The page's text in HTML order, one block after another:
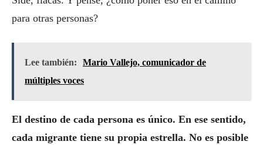
para otras personas?
Lee también:
Mario Vallejo, comunicador de
múltiples voces
El destino de cada persona es único. En ese sentido,
cada migrante tiene su propia estrella. No es posible